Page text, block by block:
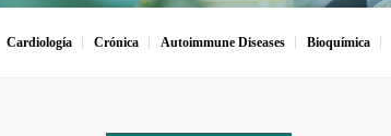
Cardiología Crónica Autoimmune Diseases Bioquímica